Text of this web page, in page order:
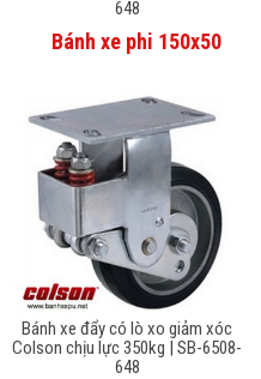
648
Bánh xe phi 150x50
Bánh xe đẩy có lò xo giảm xóc
Colson chịu lực 350kg | SB-6508-
648